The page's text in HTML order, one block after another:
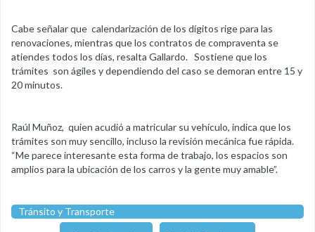
Cabe señalar que calendarización de los dígitos rige para las
renovaciones, mientras que los contratos de compraventa se
atiendes todos los días, resalta Gallardo. Sostiene que los
trámites son ágiles y dependiendo del caso se demoran entre 15 y
20 minutos.
Raúl Muñoz, quien acudió a matricular su vehículo, indica que los
trámites son muy sencillo, incluso la revisión mecánica fue rápida.
“Me parece interesante esta forma de trabajo, los espacios son
amplios para la ubicación de los carros y la gente muy amable”.
Tránsito y Transporte